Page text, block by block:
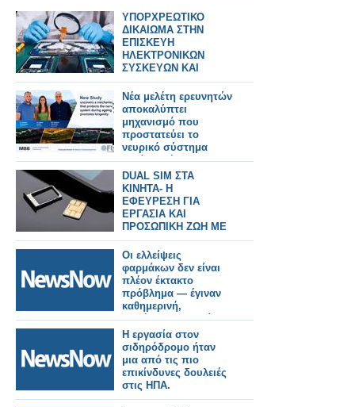
ΥΠΟΡΧΡΕΩΤΙΚΟ
ΔΙΚΑΙΩΜΑ ΣΤΗΝ
ΕΠΙΣΚΕΥΗ
ΗΛΕΚΤΡΟΝΙΚΩΝ
ΣΥΣΚΕΥΩΝ ΚΑΙ
SPARTPHONES ΣΤΗΝ
ΕΛΛΑΔΑ
Νέα μελέτη ερευνητών
αποκαλύπτει
μηχανισμό που
προστατεύει το
νευρικό σύστημα
κατά τη γήρανση και
προάγει τη μακροζωία
DUAL SIM ΣΤΑ
ΚΙΝΗΤΑ- Η
ΕΦΕΥΡΕΣΗ ΓΙΑ
ΕΡΓΑΣΙΑ ΚΑΙ
ΠΡΟΣΩΠΙΚΗ ΖΩΗ ΜΕ
ΕΝΑ SMAPRTPHONE
Οι ελλείψεις
φαρμάκων δεν είναι
πλέον έκτακτο
πρόβλημα — έγιναν
καθημερινή,
απλήρωτη εργασία
του φαρμακοποιού
Η εργασία στον
σιδηρόδρομο ήταν
μια από τις πιο
επικίνδυνες δουλειές
στις ΗΠΑ.